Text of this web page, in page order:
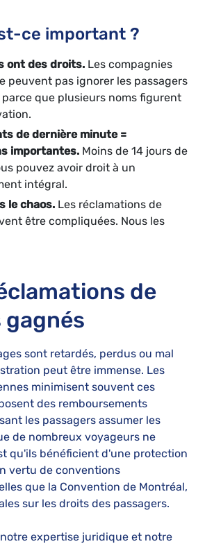
ce important ?
ont des droits. Les compagnies
peuvent pas ignorer les passagers
que plusieurs noms figurent
de dernière minute =
importantes. Moins de 14 jours de
pouvez avoir droit à un
intégral.
le chaos. Les réclamations de
être compliquées. Nous les
de
gagnés
sont retardés, perdus ou mal
peut être immense. Les
minimisent souvent ces
des remboursements
les passagers assumer les
de nombreux voyageurs ne
qu'ils bénéficient d'une protection
vertu de conventions
que la Convention de Montréal,
sur les droits des passagers.
expertise juridique et notre